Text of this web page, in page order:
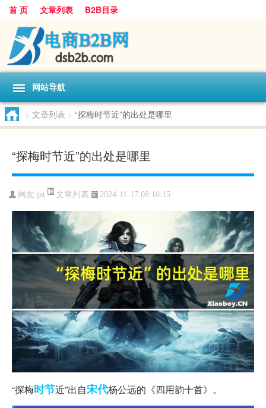
首 页 文章列表 B2B目录
网站导航
> 文章列表 > “探梅时节近”的出处是哪里
“探梅时节近”的出处是哪里
网友:jzt 文章列表 2024-11-17 08:10:15
“探梅时节近”出自宋代杨公远的《四用韵十首》。